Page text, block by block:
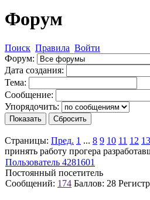
Форум
Поиск Правила Войти
Форум:
Дата создания:
Тема:
Сообщение:
Упорядочить:
Страницы: Пред. 1 ... 8 9 10 11 12 13
принять работу прогера
Пользователь 4281601
Постоянный посетитель
Сообщений: 174 Баллов: 28